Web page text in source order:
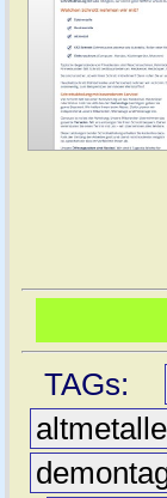
TAGs:
altmetalle